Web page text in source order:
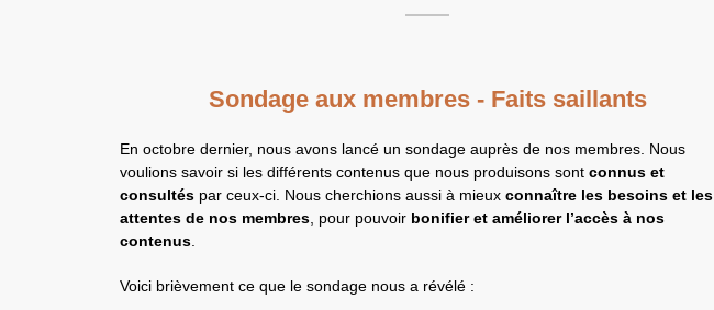
Sondage aux membres - Faits saillants
En octobre dernier, nous avons lancé un sondage auprès de nos membres. Nous
voulions savoir si les différents contenus que nous produisons sont connus et
consultés par ceux-ci. Nous cherchions aussi à mieux connaître les besoins et les
attentes de nos membres , pour pouvoir bonifier et améliorer l’accès à nos
contenus
Voici brièvement ce que le sondage nous a révélé :